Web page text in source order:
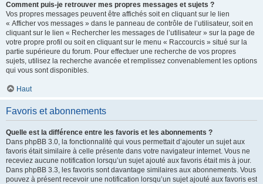
Comment puis-je retrouver mes propres messages et sujets ?
Vos propres messages peuvent être affichés soit en cliquant sur le lien
« Afficher vos messages » dans le panneau de contrôle de l’utilisateur, soit en
cliquant sur le lien « Rechercher les messages de l’utilisateur » sur la page de
votre propre profil ou soit en cliquant sur le menu « Raccourcis » situé sur la
partie supérieure du forum. Pour effectuer une recherche de vos propres
sujets, utilisez la recherche avancée et remplissez convenablement les options
qui vous sont disponibles.
Haut
Favoris et abonnements
Quelle est la différence entre les favoris et les abonnements ?
Dans phpBB 3.0, la fonctionnalité qui vous permettait d’ajouter un sujet aux
favoris était similaire à celle présente dans votre navigateur internet. Vous ne
receviez aucune notification lorsqu’un sujet ajouté aux favoris était mis à jour.
Dans phpBB 3.3, les favoris sont davantage similaires aux abonnements. Vous
pouvez à présent recevoir une notification lorsqu’un sujet ajouté aux favoris est